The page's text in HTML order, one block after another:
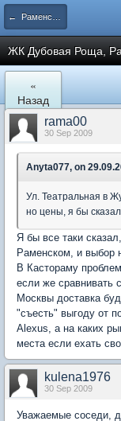
← Раменское
ЖК Дубовая Роща,
«
Назад
rama00
30 Sep 2009
Anyta077, on
Ул. Театральная в
но цены, я бы
Я бы все таки
Раменском, и выбор
В Кастораму
если же сравнивать
Москвы доставка
"съесть" выгоду от
Alexus, а на каких
места если ехать
kulena1976
30 Sep 2009
Уважаемые соседи,